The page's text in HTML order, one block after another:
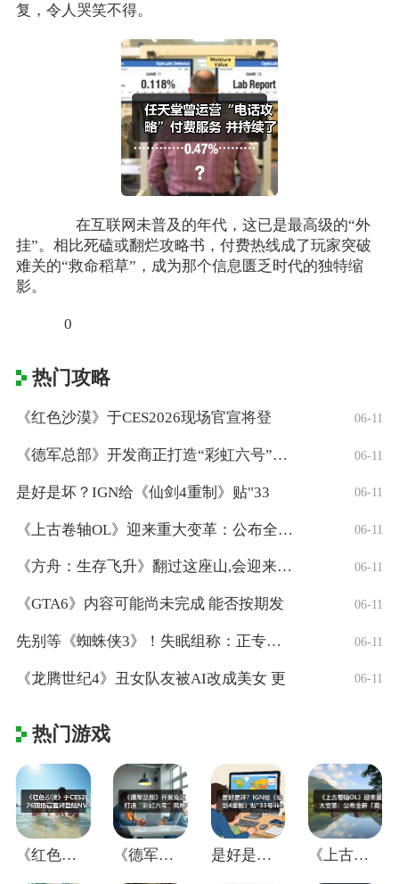
复，令人哭笑不得。
在互联网未普及的年代，这已是最高级的“外
挂”。相比死磕或翻烂攻略书，付费热线成了玩家突破
难关的“救命稻草”，成为那个信息匮乏时代的独特缩
影。
0
热门攻略
《红色沙漠》于CES2026现场官宣将登 06-11
《德军总部》开发商正打造“彩虹六号”风格 06-11
是好是坏？IGN给《仙剑4重制》贴"33 06-11
《上古卷轴OL》迎来重大变革：公布全新「 06-11
《方舟：生存飞升》翻过这座山,会迎来真正 06-11
《GTA6》内容可能尚未完成 能否按期发 06-11
先别等《蜘蛛侠3》！失眠组称：正专注打造 06-11
《龙腾世纪4》丑女队友被AI改成美女 更 06-11
热门游戏
《红色沙漠》于CES2026现场官宣将登 《德军总部》开发商正打造“彩虹六号”风格 是好是坏？IGN给《仙剑4重制》贴"33 《上古卷轴OL》迎来重大变革：公布全新「